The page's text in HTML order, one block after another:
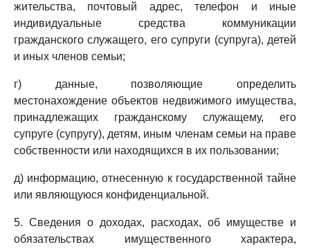
жительства, почтовый адрес, телефон и иные
индивидуальные средства коммуникации
гражданского служащего, его супруги (супруга), детей
и иных членов семьи;
г) данные, позволяющие определить
местонахождение объектов недвижимого имущества,
принадлежащих гражданскому служащему, его
супруге (супругу), детям, иным членам семьи на праве
собственности или находящихся в их пользовании;
д) информацию, отнесенную к государственной тайне
или являющуюся конфиденциальной.
5. Сведения о доходах, расходах, об имуществе и
обязательствах имущественного характера,